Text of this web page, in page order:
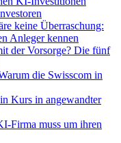
keine Überraschung:
Anleger kennen
der Vorsorge? Die fünf
die Swisscom in
Kurs in angewandter
Firma muss um ihren